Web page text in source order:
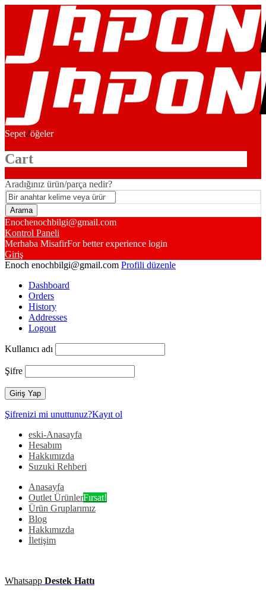
Sepet2öğeler
Cart
Aradığınız ürün/parça nedir?
Enochenochbilgi@gmail.com
Kontrol Paneli
Merhaba MisafirFor better experience login
Giriş
Enoch enochbilgi@gmail.com Profili düzenle
Dashboard
Orders
History
Addresses
Logout
Kullanıcı adı
Şifre
Şifrenizi mi unuttunuz?Kayıt ol
eski-Anasayfa
Hesabım
Hakkımızda
Suzuki Rehberi
Anasayfa
Outlet ÜrünlerFırsat!
Ürün Gruplarımız
Blog
Hakkımızda
İletişim
Whatsapp Destek Hattı